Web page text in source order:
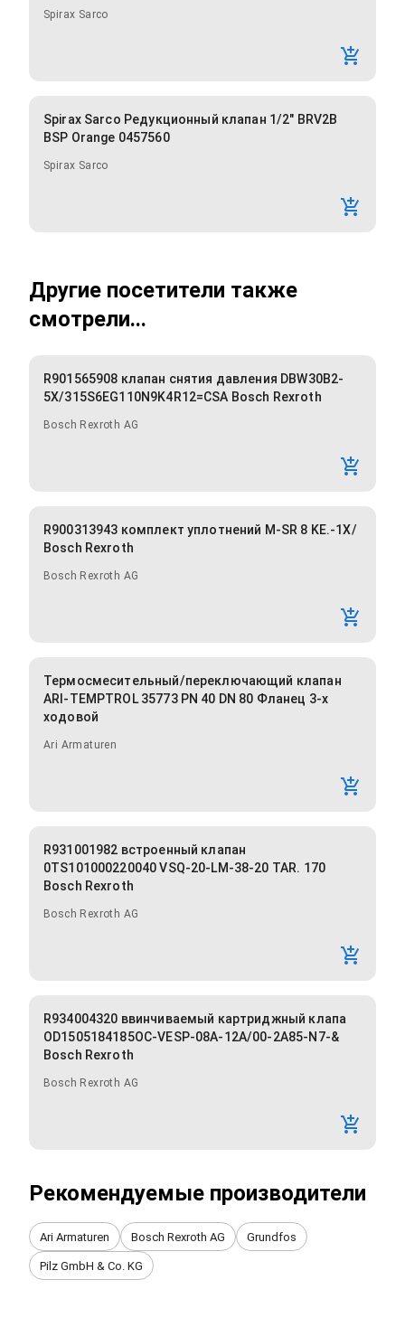
Spirax Sarco
Spirax Sarco Редукционный клапан 1/2" BRV2B
BSP Orange 0457560
Spirax Sarco
Другие посетители также
смотрели...
R901565908 клапан снятия давления DBW30B2-
5X/315S6EG110N9K4R12=CSA Bosch Rexroth
Bosch Rexroth AG
R900313943 комплект уплотнений M-SR 8 KE.-1X/
Bosch Rexroth
Bosch Rexroth AG
Термосмесительный/переключающий клапан
ARI-TEMPTROL 35773 PN 40 DN 80 Фланец 3-х
ходовой
Ari Armaturen
R931001982 встроенный клапан
0TS101000220040 VSQ-20-LM-38-20 TAR. 170
Bosch Rexroth
Bosch Rexroth AG
R934004320 ввинчиваемый картриджный клапа
OD1505184185OC-VESP-08A-12A/00-2A85-N7-&
Bosch Rexroth
Bosch Rexroth AG
Рекомендуемые производители
Ari Armaturen Bosch Rexroth AG Grundfos
Pilz GmbH & Co. KG